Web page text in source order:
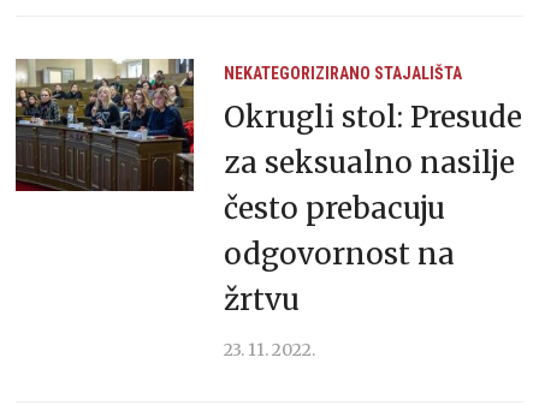
NEKATEGORIZIRANO STAJALIŠTA
Okrugli stol: Presude
za seksualno nasilje
često prebacuju
odgovornost na
žrtvu
23. 11. 2022.